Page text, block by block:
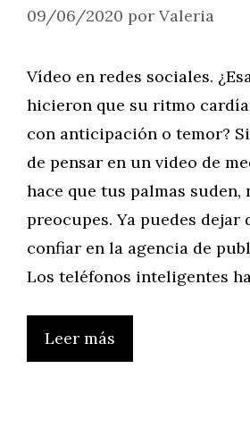
09/06/2020 por Valeria
Vídeo en redes sociales.
hicieron que su ritmo
con anticipación o temor?
de pensar en un video de
hace que tus palmas suden,
preocupes. Ya puedes dejar
confiar en la agencia de
Los teléfonos inteligentes
Leer más